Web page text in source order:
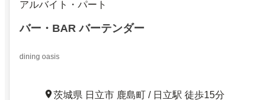
アルバイト・パート
バー・BAR バーテンダー
dining oasis
茨城県 日立市 鹿島町 / 日立駅 徒歩15分